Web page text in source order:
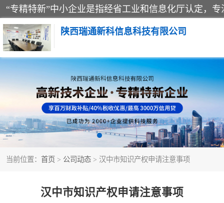
陕西瑞通新科信息科技有限公司
当前位置： 首页 > 公司动态 > 汉中市知识产权申请注意事项
汉中市知识产权申请注意事项